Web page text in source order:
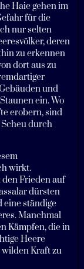
Haie gehen im
für die
nur selten
deren
zu erkennen
dort aus zu
und
ein. Wo
erobern, sind
durch
wirkt.
Frieden auf
dürsten
eine ständige
Manchmal
Kämpfen, die in
Heere
Kraft zu